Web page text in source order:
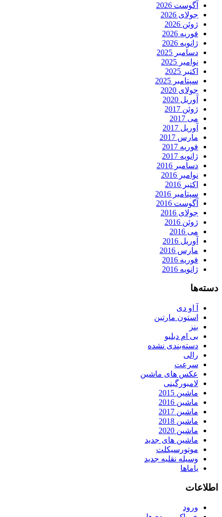
آگوست 2026
جولای 2026
ژوئن 2026
فوریه 2026
ژانویه 2026
دسامبر 2025
نوامبر 2025
اکتبر 2025
سپتامبر 2025
جولای 2020
آوریل 2020
ژوئن 2017
می 2017
آوریل 2017
مارس 2017
فوریه 2017
ژانویه 2017
دسامبر 2016
نوامبر 2016
اکتبر 2016
سپتامبر 2016
آگوست 2016
جولای 2016
ژوئن 2016
می 2016
آوریل 2016
مارس 2016
فوریه 2016
ژانویه 2016
دسته‌ها
آ او دی
استون مارتین
بنز
بی ام دبلیو
دسته‌بندی نشده
رالی
سرعت
عکس های ماشین
لامبورگینی
ماشین 2015
ماشین 2016
ماشین 2017
ماشین 2018
ماشین 2020
ماشین های جدید
موتورسیکلت
وسیله نقلیه جدید
یاماها
اطلاعات
ورود